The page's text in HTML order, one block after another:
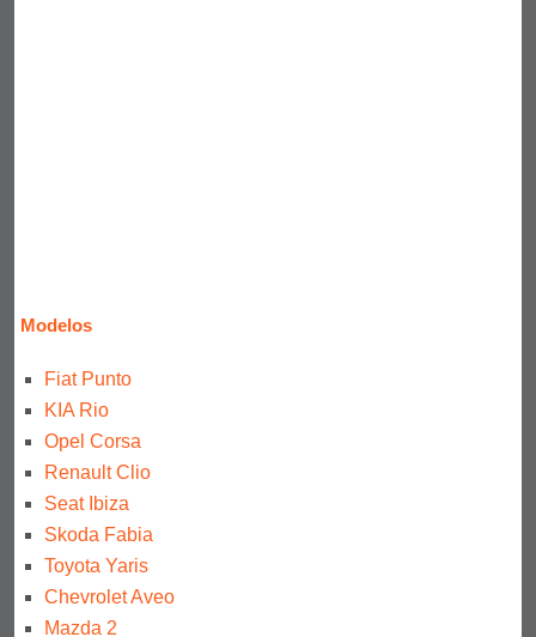
Modelos
Fiat Punto
KIA Rio
Opel Corsa
Renault Clio
Seat Ibiza
Skoda Fabia
Toyota Yaris
Chevrolet Aveo
Mazda 2